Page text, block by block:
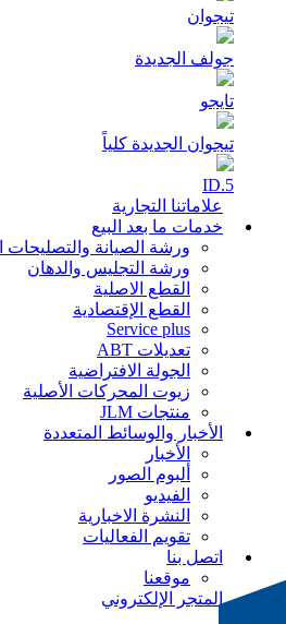
تيجوان
جولف الجديدة
تايجو
تيجوان الجديدة كلياً
ID.5
علاماتنا التجارية
خدمات ما بعد البيع
ورشة الصيانة والتصليحات
ورشة التجليس والدهان
القطع الاصلية
القطع الإقتصادية
Service plus
تعديلات ABT
الجولة الافتراضية
زيوت المحركات الأصلية
منتجات JLM
الأخبار والوسائط المتعددة
الأخبار
ألبوم الصور
الفيديو
النشرة الاخبارية
تقويم الفعاليات
اتصل بنا
موقعنا
المتجر الإلكتروني